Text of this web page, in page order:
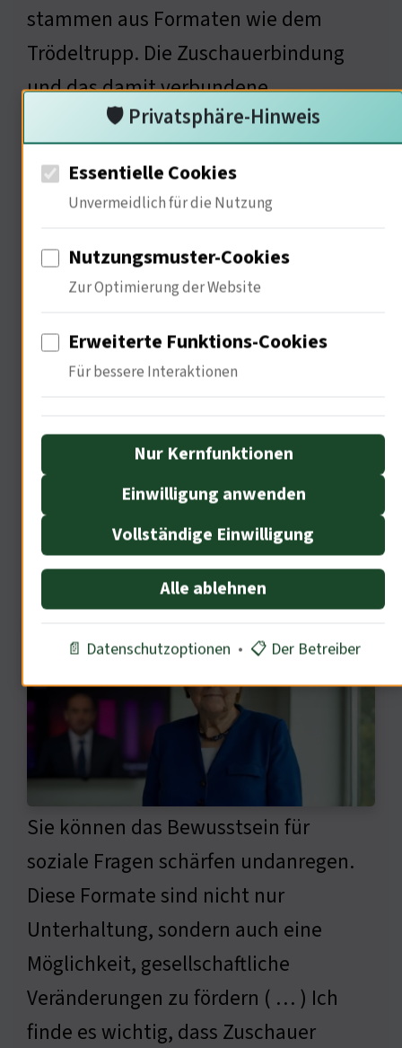
stammen aus Formaten wie dem
Trödeltrupp. Die Zuschauerbindung
und das damit verbundene
Zuschauerinteresse sind für
) Diese Formate schaffen nicht nur,
Die Verknüpfung von Unterhaltung
und Wirtschaft ist faszinierend.
Glaubst du, dass die Zuschauer auch
ein gewisses
gegenüber den Inhalten entwickeln
sollten?
Politische Dimensionen des
Sie können das Bewusstsein für
soziale Fragen schärfen undanregen.
Diese Formate sind nicht nur
Unterhaltung, sondern auch eine
Möglichkeit, gesellschaftliche
Veränderungen zu fördern ( … ) Ich
finde es wichtig, dass Zuschauer
🛡️ Privatsphäre-Hinweis
Essentielle Cookies
Unvermeidlich für die Nutzung
Nutzungsmuster-Cookies
Zur Optimierung der Website
Erweiterte Funktions-Cookies
Für bessere Interaktionen
Nur Kernfunktionen
Einwilligung anwenden
Vollständige Einwilligung
Alle ablehnen
📄 Datenschutzoptionen • 📋 Der Betreiber